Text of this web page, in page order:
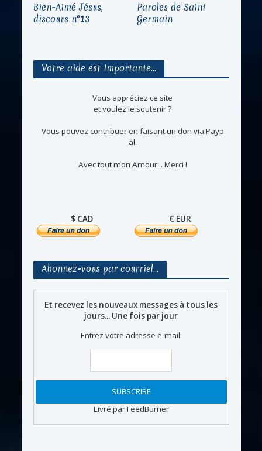
Bien-Aimé Jésus,
discours n°13
Paroles de Saint
Germain
Votre aide est Importante…
Vous appréciez ce site
et voulez le soutenir ?
Vous pouvez contribuer en faisant un don via Payp
al.
Avec tout mon Amour... Merci !
$ CAD € EUR
Abonnez-vous par courriel…
Et recevez les nouveaux messages à tous les
jours... Une fois par jour
Entrez votre adresse e-mail:
Livré par FeedBurner